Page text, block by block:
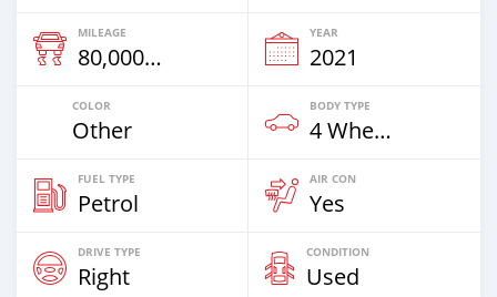
MILEAGE
80,000 Km
YEAR
2021
COLOR
Other
BODY TYPE
4 Wheel Drives & SUVs
FUEL TYPE
Petrol
AIR CON
Yes
DRIVE TYPE
Right
CONDITION
Used